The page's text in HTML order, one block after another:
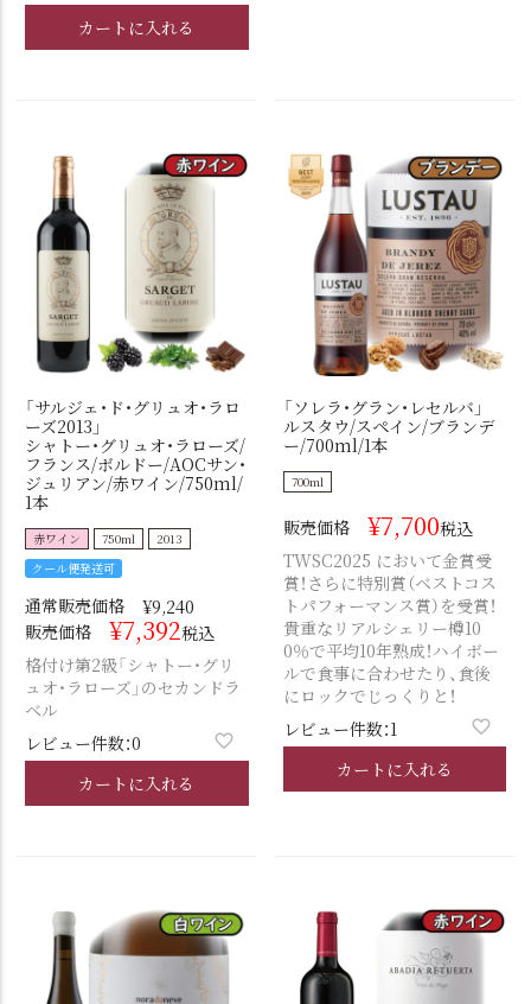
カートに入れる
「サルジェ・ド・グリュオ・ラロ
ーズ2013」
シャトー・グリュオ・ラローズ/
フランス/ボルドー/AOCサン・
ジュリアン/赤ワイン/750ml/
1本
赤ワイン 750ml
2013
クール便発送可
通常販売価格 ¥9,240
販売価格
¥7,392税込
格付け第2級「シャトー・グリ
ュオ・ラローズ」のセカンドラ
ベル
レビュー件数：0
カートに入れる
「ソレラ・グラン・レセルバ」
ルスタウ/スペイン/ブランデ
ー/700ml/1本
700ml
販売価格 ¥7,700税込
TWSC2025 において金賞受
賞！さらに特別賞（ベストコス
トパフォーマンス賞）を受賞！
貴重なリアルシェリー樽10
0％で平均10年熟成！ハイボー
ルで食事に合わせたり、食後
にロックでじっくりと！
レビュー件数：1
カートに入れる